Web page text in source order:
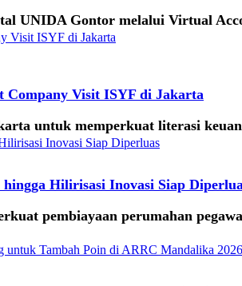
UNIDA Gontor melalui Virtual
Company Visit ISYF di Jakarta
untuk memperkuat literasi
Hilirisasi Inovasi Siap
pembiayaan perumahan